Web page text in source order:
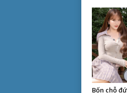
Bốn chỗ